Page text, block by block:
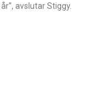
avslutar Stiggy.